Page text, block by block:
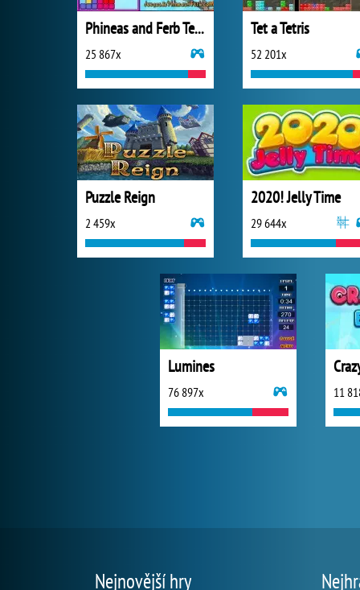
Phineas and Ferb Tetris
25 867x
Tet a Tetris
52 201x
Puzzle Reign
2 459x
2020! Jelly Time
29 644x
Lumines
76 897x 11
Nejnovější hry